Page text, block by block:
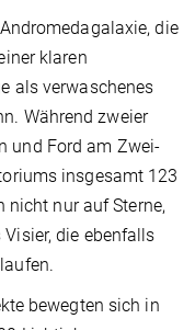
die
klaren
als verwaschenes
Während zweier
und Ford am Zwei-
insgesamt 123
nicht nur auf Sterne,
die ebenfalls
bewegten sich in